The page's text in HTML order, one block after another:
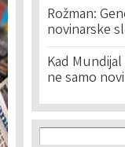
Rožman:
novinarske
Kad
ne samo
Search
Search